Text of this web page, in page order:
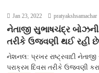
Jan 23, 2022 pratyakshsamachar
નેતાજી સુભાષચંદ્ર
તરીકે ઉજવણી થઈ રહી છે
નેશનલ: પ્રખર રાષ્ટ્રવાદી
પરાક્રમ દિવસ તરીકે ઉજવણી